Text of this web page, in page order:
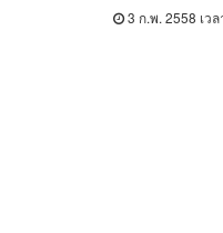
3 ก.พ. 2558 เว